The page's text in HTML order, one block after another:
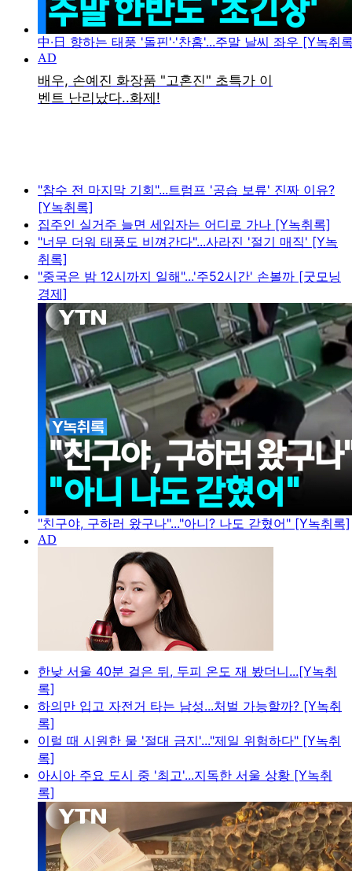
中·日 향하는 태풍 '돌핀'·'찬홈'...주말 날씨 좌우 [Y녹취
"참수 전 마지막 기회"...트럼프 '공습 보류' 진짜 이유?
[Y녹취록]
집주인 실거주 늘면 세입자는 어디로 가나 [Y녹취록]
"너무 더워 태풍도 비껴간다"...사라진 '절기 매직' [Y녹
취록]
"중국은 밤 12시까지 일해"...'주52시간' 손볼까 [굿모닝
경제]
"친구야, 구하러 왔구나"..."아니? 나도 갇혔어" [Y녹취록]
한낮 서울 40분 걸은 뒤, 두피 온도 재 봤더니...[Y녹취
록]
하의만 입고 자전거 타는 남성...처벌 가능할까? [Y녹취
록]
이럴 때 시원한 물 '절대 금지'..."제일 위험하다" [Y녹취
록]
아시아 주요 도시 중 '최고'...지독한 서울 상황 [Y녹취
록]